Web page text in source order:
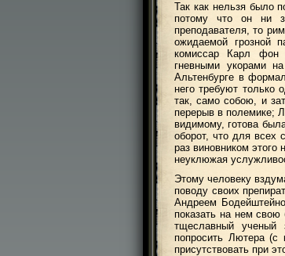
Так как нельзя было
потому что он ни
преподавателя, то
ожидаемой грозной
комиссар Карл фон
гневными укорами
Альтенбурге в
него требуют только
так, само собою, и
перерыв в полемике;
видимому, готова
оборот, что для всех
раз виновником этого
неуклюжая
Этому человеку
поводу своих
Андреем
показать на нем свою
тщеславный ученый
попросить Лютера
присутствовать при